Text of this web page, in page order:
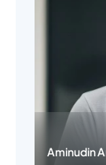
Aminudin